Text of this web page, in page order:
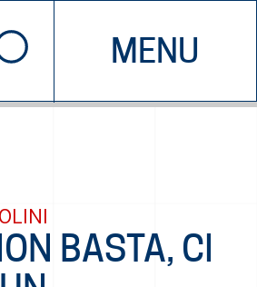
MENU
CHI SIAMO
EDDYBURG
BASTA, CI